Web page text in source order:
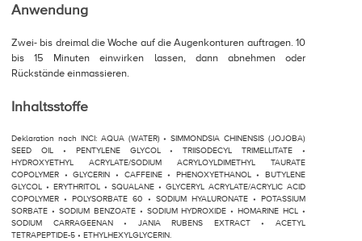
Anwendung
Zwei- bis dreimal die Woche auf die Augenkonturen auftragen. 10
bis 15 Minuten einwirken lassen, dann abnehmen oder
Rückstände einmassieren.
Inhaltsstoffe
Deklaration nach INCI: AQUA (WATER) • SIMMONDSIA CHINENSIS (JOJOBA)
SEED OIL • PENTYLENE GLYCOL • TRIISODECYL TRIMELLITATE •
HYDROXYETHYL ACRYLATE/SODIUM ACRYLOYLDIMETHYL TAURATE
COPOLYMER • GLYCERIN • CAFFEINE • PHENOXYETHANOL • BUTYLENE
GLYCOL • ERYTHRITOL • SQUALANE • GLYCERYL ACRYLATE/ACRYLIC ACID
COPOLYMER • POLYSORBATE 60 • SODIUM HYALURONATE • POTASSIUM
SORBATE • SODIUM BENZOATE • SODIUM HYDROXIDE • HOMARINE HCL •
SODIUM CARRAGEENAN • JANIA RUBENS EXTRACT • ACETYL
TETRAPEPTIDE-5 • ETHYLHEXYLGLYCERIN.